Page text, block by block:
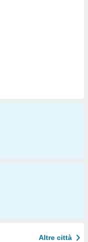
Altre città